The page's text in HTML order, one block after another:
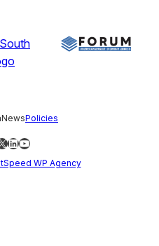
Policies
LinkedIn
YouTube
WP Agency